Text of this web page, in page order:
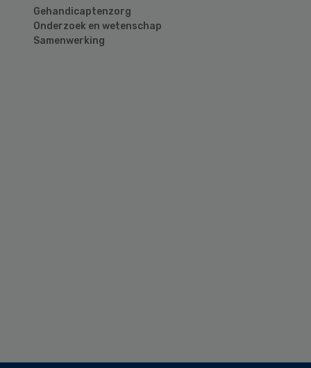
Gehandicaptenzorg
Onderzoek en wetenschap
Samenwerking